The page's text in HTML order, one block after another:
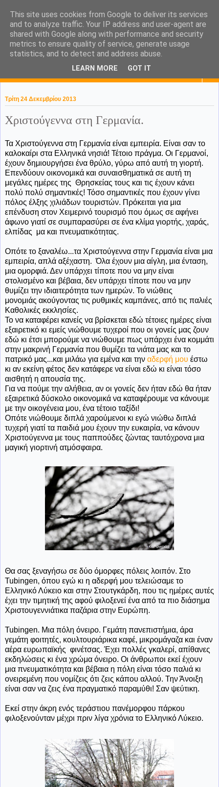
KaPa. Me without you...tea
without a biscuit!
Τρίτη 24 Δεκεμβρίου 2013
Χριστούγεννα στη Γερμανία.
Τα Χριστούγεννα στη Γερμανία είναι εμπειρία. Είναι σαν το
καλοκαίρι στα Ελληνικά νησιά! Τέτοιο πράγμα. Οι Γερμανοί,
έχουν δημιουργήσει ένα θρύλο, γύρω από αυτή τη γιορτή.
Επενδύουν οικονομικά και συναισθηματικά σε αυτή τη
μεγάλες ημέρες της Θρησκείας τους και τις έχουν κάνει
πολύ πολύ σημαντικές! Τόσο σημαντικές που έχουν γίνει
πόλος έλξης χιλιάδων τουριστών. Πρόκειται για μια
επένδυση στον Χειμερινό τουρισμό που όμως σε αφήνει
άφωνο γιατί σε συμπαρασύρει σε ένα κλίμα γιορτής, χαράς,
ελπίδας μα και πνευματικότητας.
Οπότε το ξαναλέω...τα Χριστούγεννα στην Γερμανία είναι μια
εμπειρία, απλά αξέχαστη. Όλα έχουν μια αίγλη, μια ένταση,
μια ομορφιά. Δεν υπάρχει τίποτε που να μην είναι
στολισμένο και βέβαια, δεν υπάρχει τίποτε που να μην
θυμίζει την ιδιαιτερότητα των ημερών. Το νιώθεις
μονομιάς ακούγοντας τις ρυθμικές καμπάνες, από τις παλιές
Καθολικές εκκλησίες.
Το να καταφέρει κανείς να βρίσκεται εδώ τέτοιες ημέρες είναι
εξαιρετικό κι εμείς νιώθουμε τυχεροί που οι γονείς μας ζουν
εδώ κι έτσι μπορούμε να νιώθουμε πως υπάρχει ένα κομμάτι
στην μακρινή Γερμανία που θυμίζει τα νιάτα μας και το
πατρικό μας...και μιλάω για εμένα και την αδερφή μου έστω
κι αν εκείνη φέτος δεν κατάφερε να είναι εδώ κι είναι τόσο
αισθητή η απουσία της.
Για να πούμε την αλήθεια, αν οι γονείς δεν ήταν εδώ θα ήταν
εξαιρετικά δύσκολο οικονομικά να καταφέρουμε να κάνουμε
με την οικογένεια μου, ένα τέτοιο ταξίδι!
Οπότε νιώθουμε διπλά χαρούμενοι κι εγώ νιώθω διπλά
τυχερή γιατί τα παιδιά μου έχουν την ευκαιρία, να κάνουν
Χριστούγεννα με τους παππούδες ζώντας ταυτόχρονα μια
μαγική γιορτινή ατμόσφαιρα.
Θα σας ξεναγήσω σε δύο όμορφες πόλεις λοιπόν. Στο
Tubingen, όπου εγώ κι η αδερφή μου τελειώσαμε το
Ελληνικό Λύκειο και στην Στουτγκάρδη, που τις ημέρες αυτές
έχει την τιμητική της αφού φιλοξενεί ένα από τα πιο διάσημα
Χριστουγεννιάτικα παζάρια στην Ευρώπη.
Tubingen. Μια πόλη όνειρο. Γεμάτη πανεπιστήμια, άρα
γεμάτη φοιτητές, κουλτουριάρικα καφέ, μικρομάγαζα και έναν
αέρα ευρωπαϊκής φινέτσας. Έχει πολλές γκαλερί, απίθανες
εκδηλώσεις κι ένα χρώμα όνειρο. Οι άνθρωποι εκεί έχουν
μια πνευματικότητα και βέβαια η πόλη είναι τόσο παλιά κι
ονειρεμένη που νομίζεις ότι ζεις κάπου αλλού. Την Άνοιξη
είναι σαν να ζεις ένα πραγματικό παραμύθι! Σαν ψεύτικη.
Εκεί στην άκρη ενός τεράστιου πανέμορφου πάρκου
φιλοξενούνταν μέχρι πριν λίγα χρόνια το Ελληνικό Λύκειο.
This site uses cookies from Google to deliver its services
and to analyze traffic. Your IP address and user-agent are
shared with Google along with performance and security
metrics to ensure quality of service, generate usage
statistics, and to detect and address abuse.
LEARN MORE GOT IT